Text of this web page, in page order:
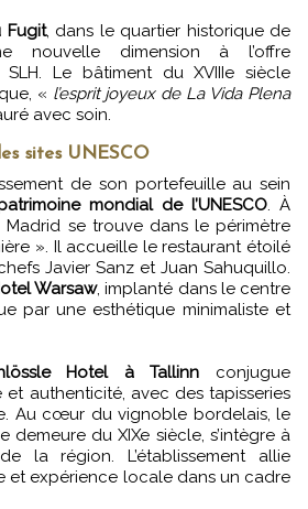
Fugit, dans le quartier historique de
nouvelle dimension à l’offre
SLH. Le bâtiment du XVIIIe siècle
« l’esprit joyeux de La Vida Plena
avec soin.
sites UNESCO
mondial de l’UNESCO. À
Madrid se trouve dans le périmètre
». Il accueille le restaurant étoilé
Javier Sanz et Juan Sahuquillo.
Warsaw, implanté dans le centre
par une esthétique minimaliste et
Hotel à Tallinn conjugue
authenticité, avec des tapisseries
Au cœur du vignoble bordelais, le
demeure du XIXe siècle, s’intègre à
la région. L’établissement allie
et expérience locale dans un cadre